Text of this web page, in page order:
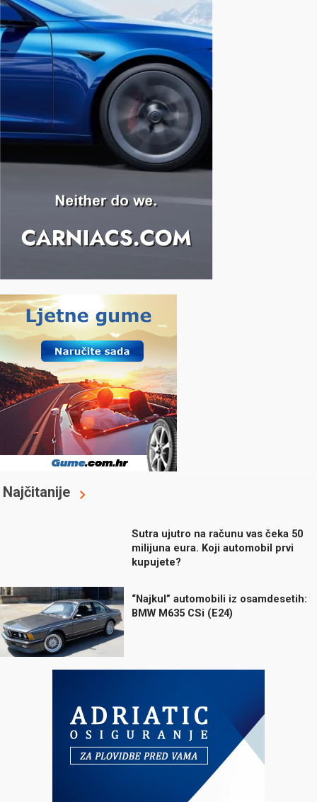
Najčitanije
Sutra ujutro na računu vas čeka 50
milijuna eura. Koji automobil prvi
kupujete?
“Najkul” automobili iz osamdesetih:
BMW M635 CSi (E24)